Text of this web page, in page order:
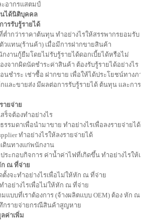
อากรแสตมป์
นได้นิติบุคคล
ารรับรู้รายได้
ำกว่าราคาต้นทุน ทำอย่างไรให้สรรพากรยอมรับ
วแทน(ร้านค้า) เมื่อมีการฝากขายสินค้า
งานกู้ยืมโดยไม่รับรู้รายได้ดอกเบี้ยได้หรือไม่
งจากผิดนัดชำระค่าสินค้า ต้องรับรู้รายได้อย่างไร
ชำระ เช่าซื้อ ฝากขาย เพื่อให้ได้ประโยชน์ทางภาษี
และขายส่ง มีผลต่อการรับรู้รายได้ ต้นทุน และการว
ายจ่าย
ร็จต้องทำอย่างไร
รมดาเพื่อนำมาขาย ทำอย่างไรเพื่อลงรายจ่ายได้
ทำอย่างไรให้ลงรายจ่ายได้
ดินทางแก่พนักงาน
ระกอบกิจการ ค่าน้ำค่าไฟที่เกิดขึ้น ทำอย่างไรให้เป็
ก ณ ที่จ่าย
งจะทำอย่างไรเพื่อไม่ให้หัก ณ ที่จ่าย
ำอย่างไรเพื่อไม่ให้หัก ณ ที่จ่าย
แบบที่เราต้องการ (จ้างผลิตแบบ OEM) ต้อง หัก ณ
กรายจ่ายกรณีสินค้าสูญหาย
ค่าเพิ่ม